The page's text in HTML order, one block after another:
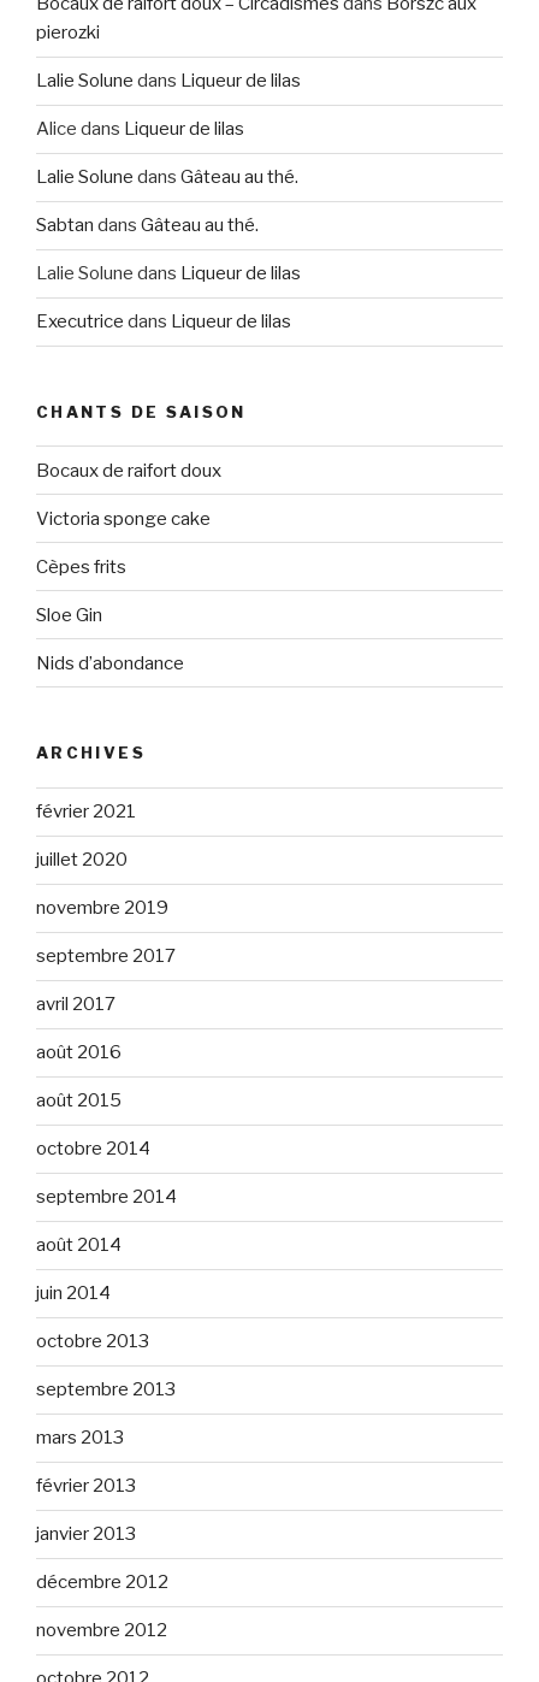
pierozki
Lalie Solune dans Liqueur de lilas
Alice dans Liqueur de lilas
Lalie Solune dans Gâteau au thé.
Sabtan dans Gâteau au thé.
Lalie Solune dans Liqueur de lilas
Executrice dans Liqueur de lilas
CHANTS DE SAISON
Bocaux de raifort doux
Victoria sponge cake
Cèpes frits
Sloe Gin
Nids d’abondance
ARCHIVES
février 2021
juillet 2020
novembre 2019
septembre 2017
avril 2017
août 2016
août 2015
octobre 2014
septembre 2014
août 2014
juin 2014
octobre 2013
septembre 2013
mars 2013
février 2013
janvier 2013
décembre 2012
novembre 2012